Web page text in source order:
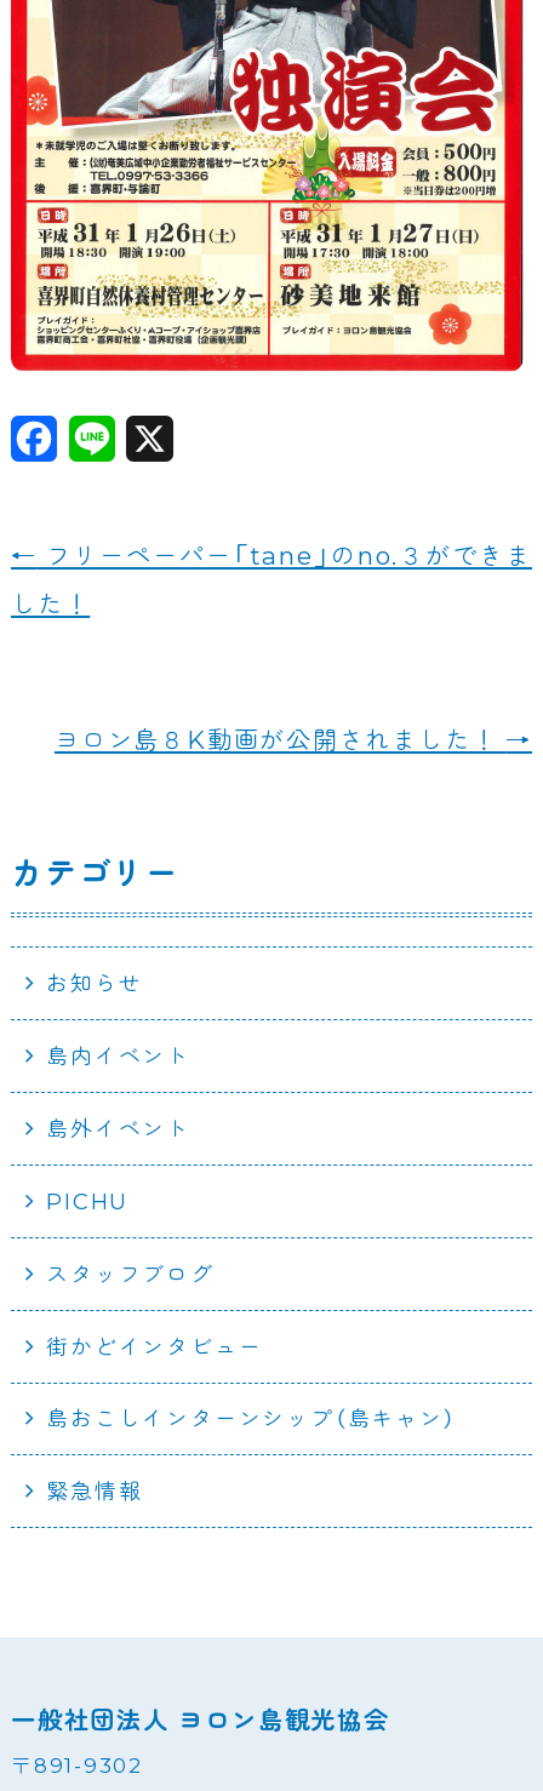
F
e
b
k
Li X
← フリーペーパー「tane」のno.３ができま
した！
ヨロン島８K動画が公開されました！ →
カテゴリー
お知らせ
島内イベント
島外イベント
PICHU
スタッフブログ
街かどインタビュー
島おこしインターンシップ（島キャン）
緊急情報
一般社団法人 ヨロン島観光協会
〒891-9302